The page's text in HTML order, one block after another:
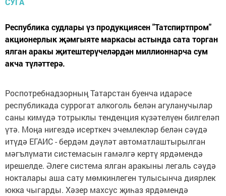
Республика судлары үз продукциясен "Татспиртпром"
акционерлык җәмгыяте маркасы астында сата торган
ялган аракы җитештерүчеләрдән миллионнарча сум
акча түләттерә.
Роспотребнадзорның Татарстан буенча идарәсе
республикада суррогат алкоголь белән агуланучылар
саны кимүдә тотрыклы тенденция күзәтелүен билгеләп
үтә. Моңа нигездә исерткеч эчемлекләр белән сәүдә
итүдә ЕГАИС - бердәм дәүләт автоматлаштырылган
мәгълүмати системасын гамәлгә кертү ярдәмендә
ирешелде. Әлеге система ялган аракыны легаль сәүдә
нокталары аша сату мөмкинлеген тулысынча диярлек
юкка чыгарды. Хәзер махсус җиһаз ярдәмендә